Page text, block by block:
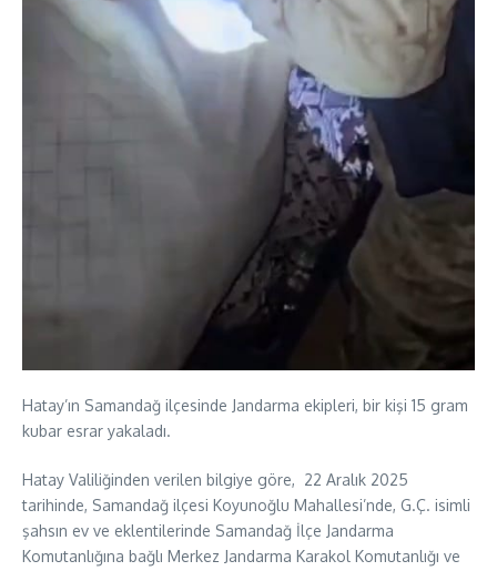
Hatay’ın Samandağ ilçesinde Jandarma ekipleri, bir kişi 15 gram
kubar esrar yakaladı.
Hatay Valiliğinden verilen bilgiye göre, 22 Aralık 2025
tarihinde, Samandağ ilçesi Koyunoğlu Mahallesi’nde, G.Ç. isimli
şahsın ev ve eklentilerinde Samandağ İlçe Jandarma
Komutanlığına bağlı Merkez Jandarma Karakol Komutanlığı ve